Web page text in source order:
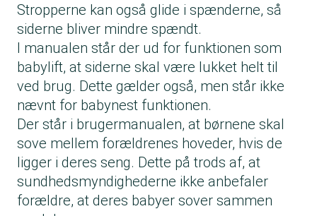
Stropperne kan også glide i spænderne, så
siderne bliver mindre spændt.
I manualen står der ud for funktionen som
babylift, at siderne skal være lukket helt til
ved brug. Dette gælder også, men står ikke
nævnt for babynest funktionen.
Der står i brugermanualen, at børnene skal
sove mellem forældrenes hoveder, hvis de
ligger i deres seng. Dette på trods af, at
sundhedsmyndighederne ikke anbefaler
forældre, at deres babyer sover sammen